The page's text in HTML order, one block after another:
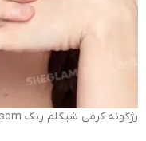
رژگونه کرمی شیگلم رنگ Spring Blossom